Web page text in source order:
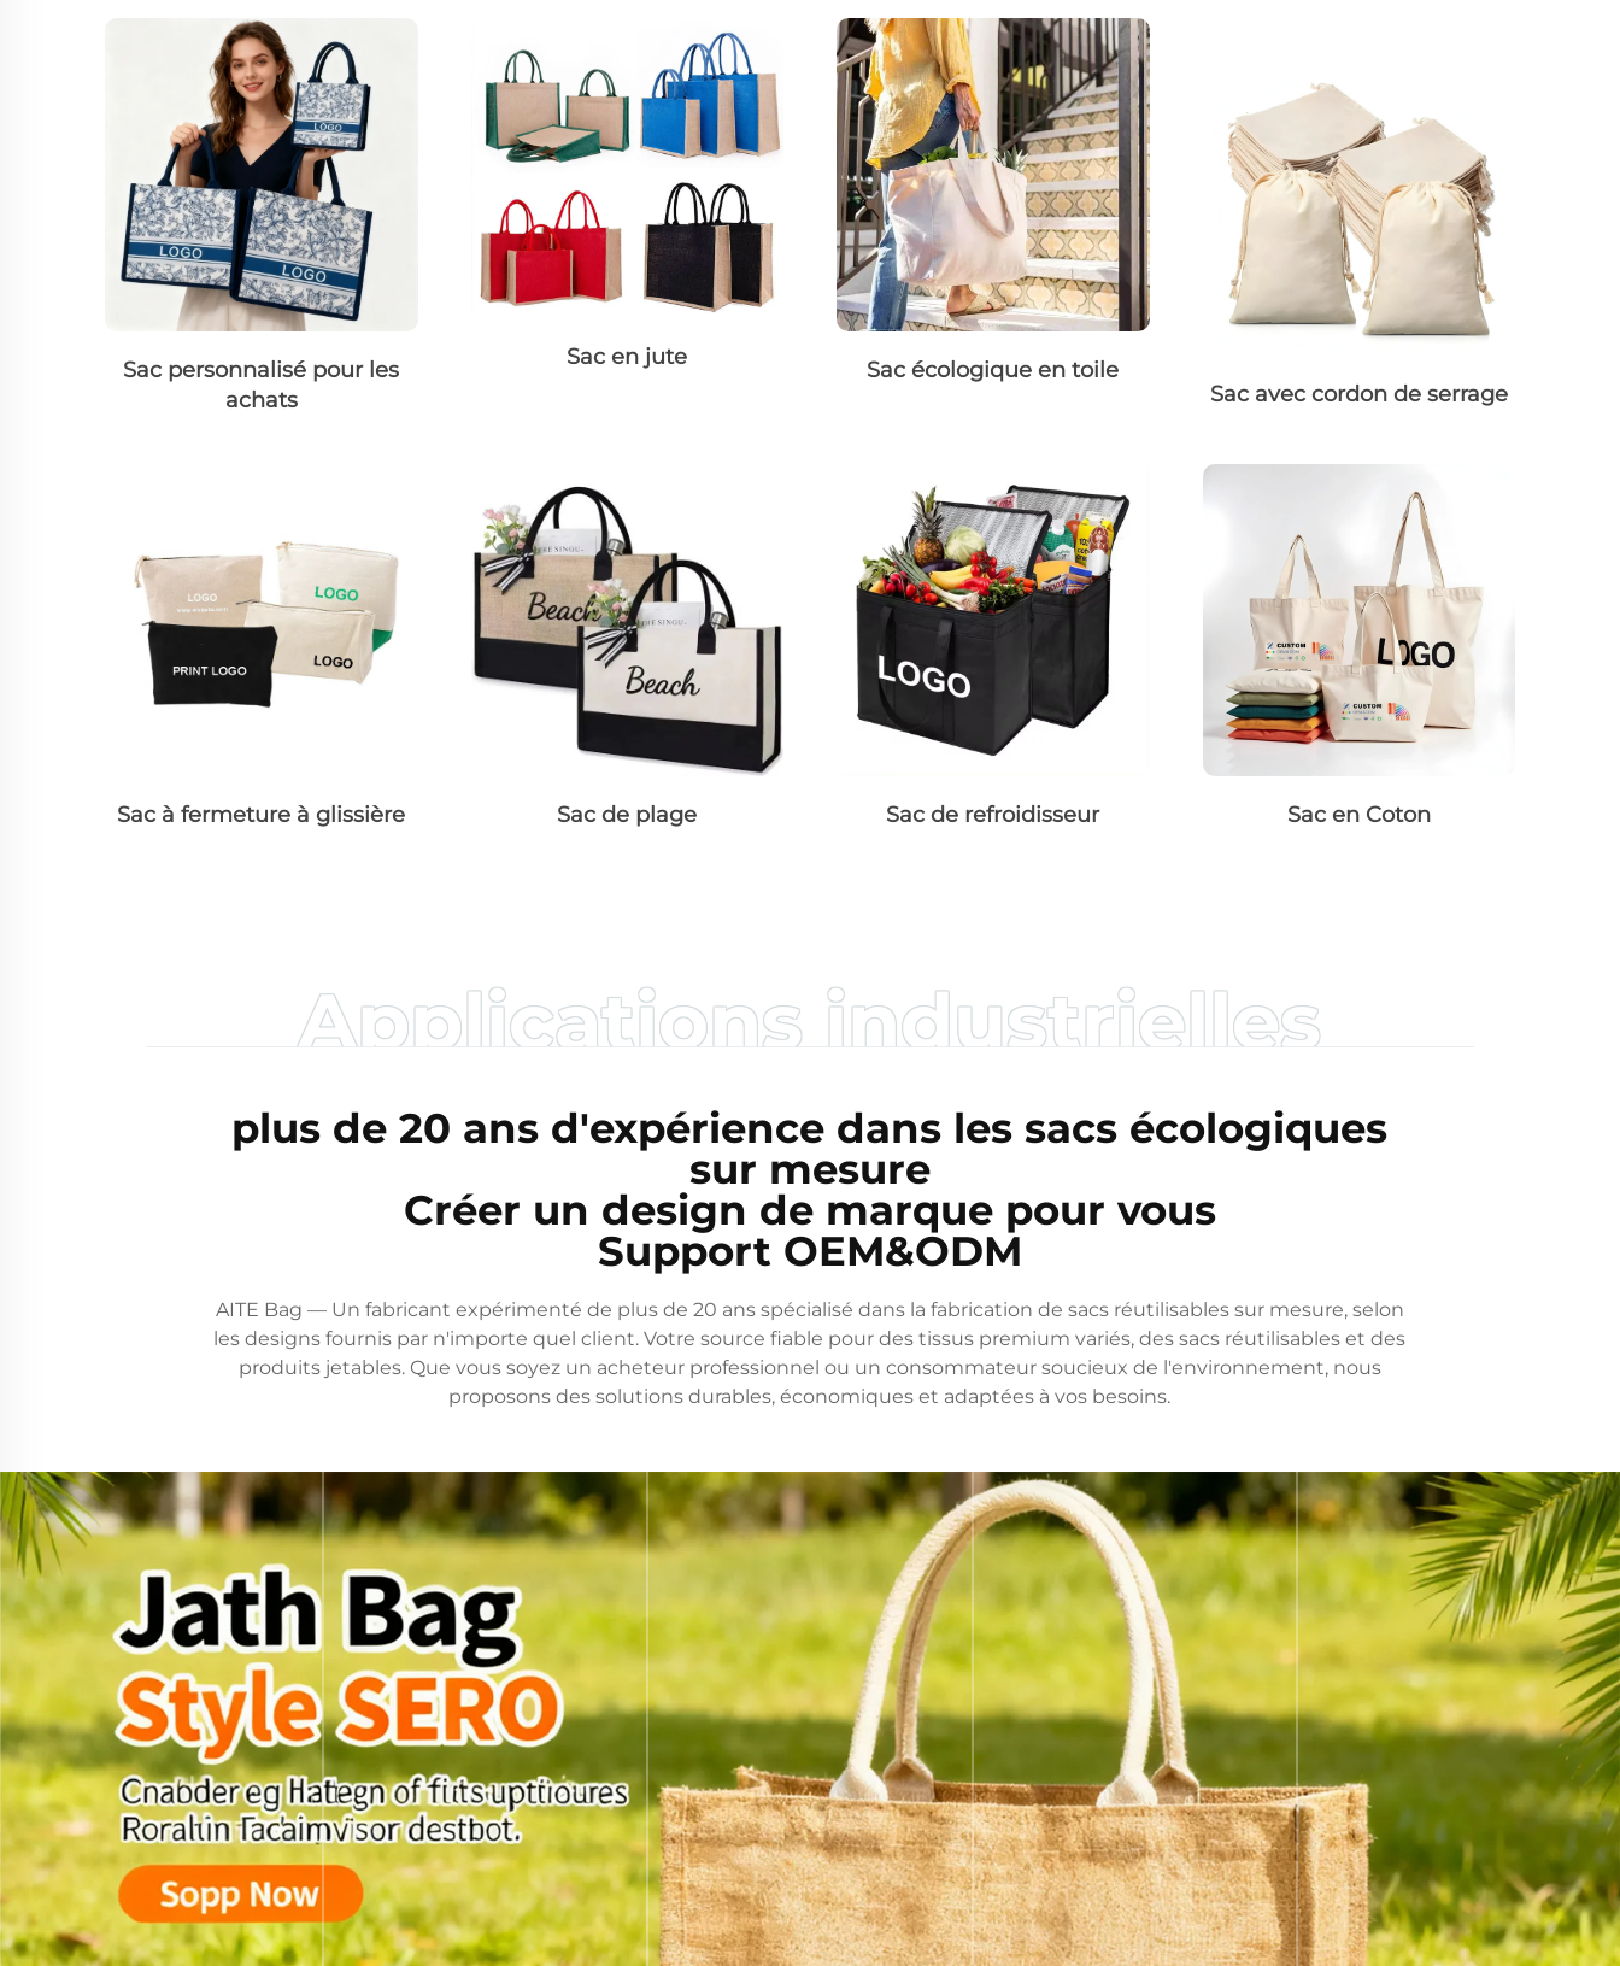
Sac personnalisé pour les
achats
Sac en jute
Sac écologique en toile
Sac avec cordon de serrage
Sac à fermeture à glissière Sac de plage Sac de refroidisseur Sac en Coton
Applications industrielles
plus de 20 ans d'expérience dans les sacs écologiques
sur mesure
Créer un design de marque pour vous
Support OEM&ODM
AITE Bag — Un fabricant expérimenté de plus de 20 ans spécialisé dans la fabrication de sacs réutilisables sur mesure, selon
les designs fournis par n'importe quel client. Votre source fiable pour des tissus premium variés, des sacs réutilisables et des
produits jetables. Que vous soyez un acheteur professionnel ou un consommateur soucieux de l'environnement, nous
proposons des solutions durables, économiques et adaptées à vos besoins.